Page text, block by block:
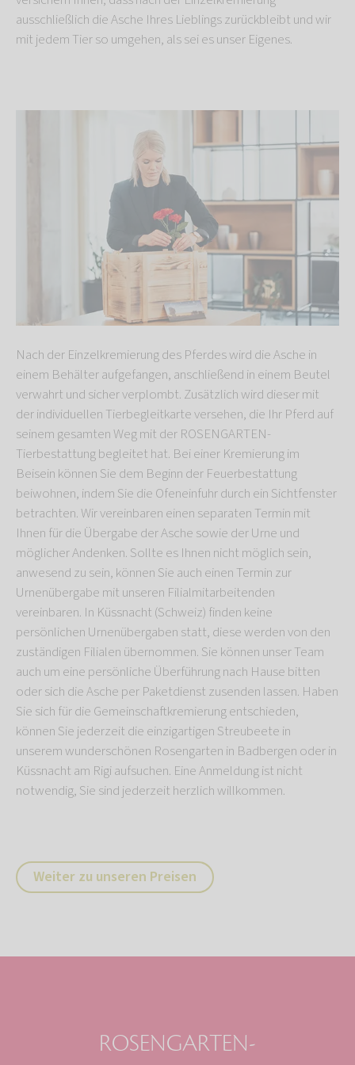
ausschließlich die Asche Ihres Lieblings zurückbleibt und wir
mit jedem Tier so umgehen, als sei es unser Eigenes.
Nach der Einzelkremierung des Pferdes wird die Asche in
einem Behälter aufgefangen, anschließend in einem Beutel
verwahrt und sicher verplombt. Zusätzlich wird dieser mit
der individuellen Tierbegleitkarte versehen, die Ihr Pferd auf
seinem gesamten Weg mit der ROSENGARTEN-
Tierbestattung begleitet hat. Bei einer Kremierung im
Beisein können Sie dem Beginn der Feuerbestattung
beiwohnen, indem Sie die Ofeneinfuhr durch ein Sichtfenster
betrachten. Wir vereinbaren einen separaten Termin mit
Ihnen für die Übergabe der Asche sowie der Urne und
möglicher Andenken. Sollte es Ihnen nicht möglich sein,
anwesend zu sein, können Sie auch einen Termin zur
Urnenübergabe mit unseren Filialmitarbeitenden
vereinbaren. In Küssnacht (Schweiz) finden keine
persönlichen Urnenübergaben statt, diese werden von den
zuständigen Filialen übernommen. Sie können unser Team
auch um eine persönliche Überführung nach Hause bitten
oder sich die Asche per Paketdienst zusenden lassen. Haben
Sie sich für die Gemeinschaftkremierung entschieden,
können Sie jederzeit die einzigartigen Streubeete in
unserem wunderschönen Rosengarten in Badbergen oder in
Küssnacht am Rigi aufsuchen. Eine Anmeldung ist nicht
notwendig, Sie sind jederzeit herzlich willkommen.
Weiter zu unseren Preisen
ROSENGARTEN-